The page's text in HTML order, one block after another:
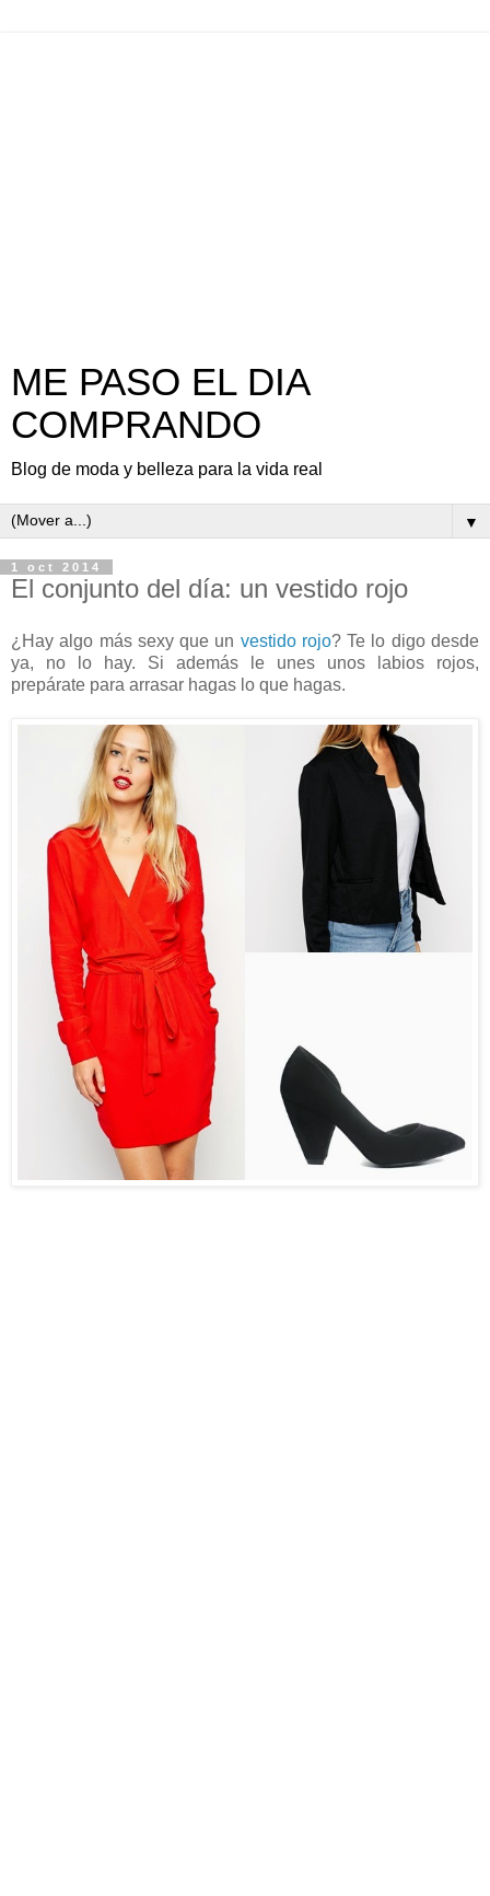
ME PASO EL DIA
COMPRANDO
Blog de moda y belleza para la vida real
▼
1 oct 2014
El conjunto del día: un vestido rojo
¿Hay algo más sexy que un vestido rojo? Te lo digo desde
ya, no lo hay. Si además le unes unos labios rojos,
prepárate para arrasar hagas lo que hagas.